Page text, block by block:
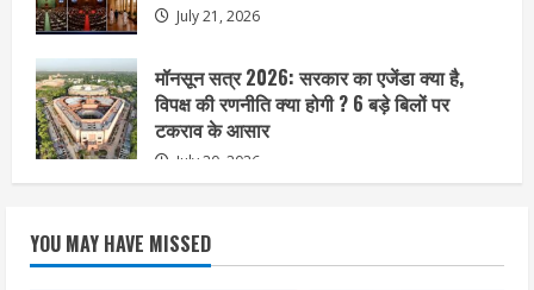
July 21, 2026
मॉनसून सत्र 2026: सरकार का एजेंडा क्या है,
विपक्ष की रणनीति क्या होगी ? 6 बड़े बिलों पर
टकराव के आसार
July 20, 2026
YOU MAY HAVE MISSED